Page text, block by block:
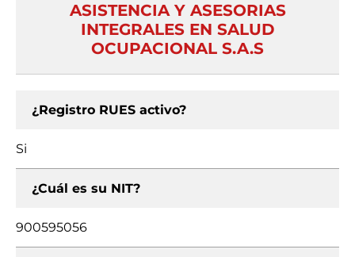
ASISTENCIA Y ASESORIAS
INTEGRALES EN SALUD
OCUPACIONAL S.A.S
¿Registro RUES activo?
Si
¿Cuál es su NIT?
900595056